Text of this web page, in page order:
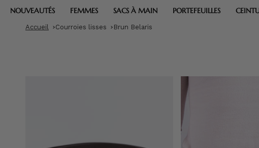
NOUVEAUTÉS FEMMES SACS À MAIN PORTEFEUILLES
Accueil Courroies lisses Brun Belaris